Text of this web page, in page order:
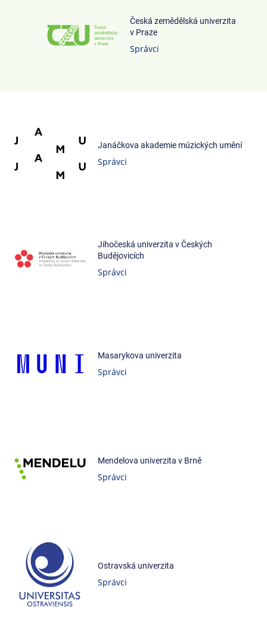
Česká zemědělská univerzita
v Praze
Správci
Janáčkova akademie múzických umění
Správci
Jihočeská univerzita v Českých
Budějovicích
Správci
Masarykova univerzita
Správci
Mendelova univerzita v Brně
Správci
Ostravská univerzita
Správci